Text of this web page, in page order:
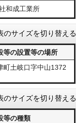
和成工業所
のサイズを切り替える
等の設置等の場所
町土岐口字中山1372
のサイズを切り替える
等の種類